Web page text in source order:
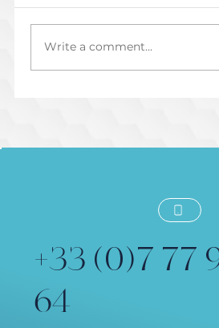
Write a comment...
+33 (0)7 77
64